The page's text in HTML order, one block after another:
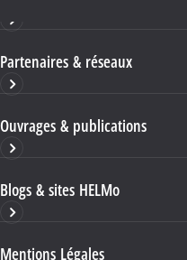
Partenaires & réseaux
Ouvrages & publications
Blogs & sites HELMo
Mentions Légales